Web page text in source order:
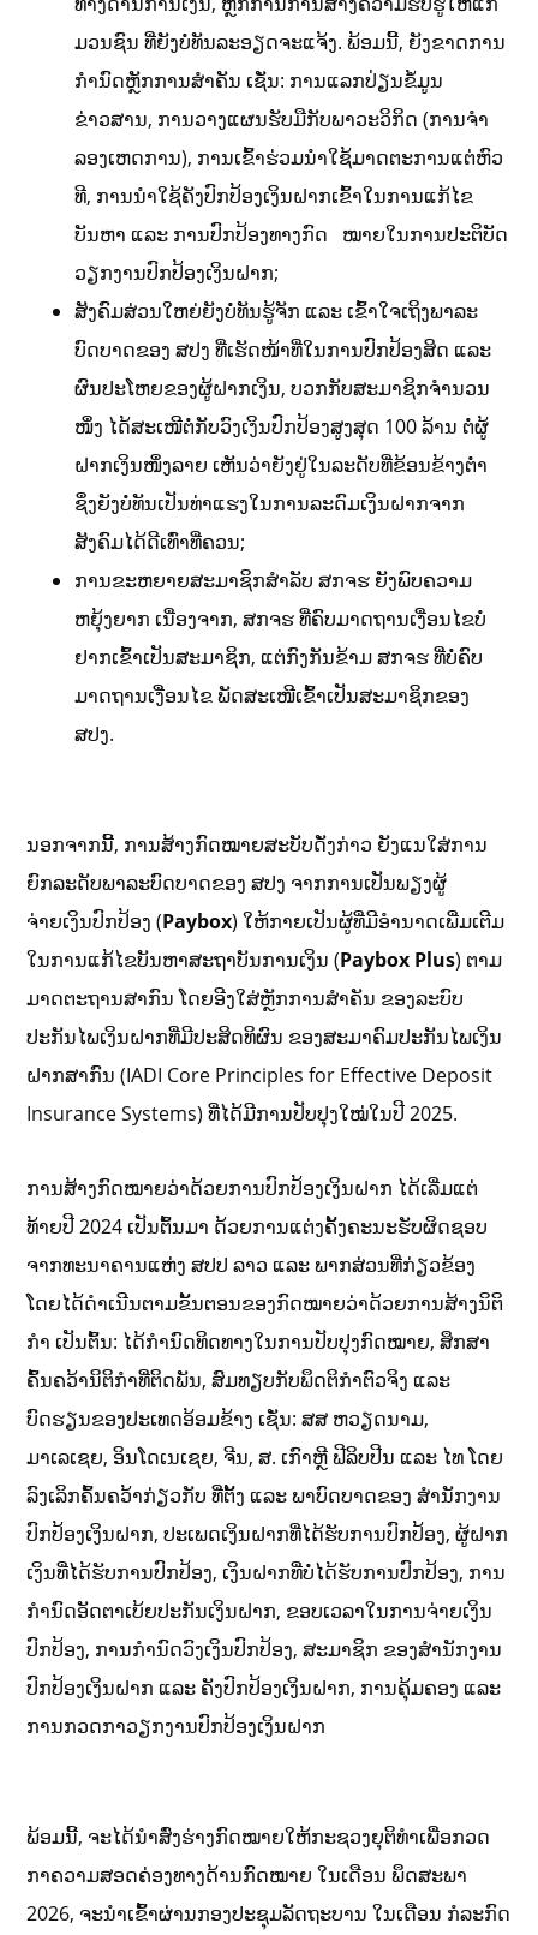
ມວນຊົນ ທີ່ຍັງບໍ່ທັນລະອຽດຈະແຈ້ງ. ພ້ອມນີ້, ຍັງຂາດການ
ກຳນົດຫຼັກການສຳຄັນ ເຊັ່ນ: ການແລກປ່ຽນຂໍ້ມູນ
ຂ່າວສານ, ການວາງແຜນຮັບມືກັບພາວະວິກິດ (ການຈໍາ
ລອງເຫດການ), ການເຂົ້າຮ່ວມນໍາໃຊ້ມາດຕະການແຕ່ຫົວ
ທີ, ການນໍາໃຊ້ຄັງປົກປ້ອງເງິນຝາກເຂົ້າໃນການແກ້ໄຂ
ບັນຫາ ແລະ ການປົກປ້ອງທາງກົດ ໝາຍໃນການປະຕິບັດ
ວຽກງານປົກປ້ອງເງິນຝາກ;
ສັງຄົມສ່ວນໃຫຍ່ຍັງບໍ່ທັນຮູ້ຈັກ ແລະ ເຂົ້າໃຈເຖິງພາລະ
ບົດບາດຂອງ ສປງ ທີ່ເຮັດໜ້າທີ່ໃນການປົກປ້ອງສິດ ແລະ
ຜົນປະໂຫຍຂອງຜູ້ຝາກເງິນ, ບວກກັບສະມາຊິກຈໍານວນ
ໜຶ່ງ ໄດ້ສະເໜີຕໍ່ກັບວົງເງິນປົກປ້ອງສູງສຸດ 100 ລ້ານ ຕໍ່ຜູ້
ຝາກເງິນໜຶ່ງລາຍ ເຫັນວ່າຍັງຢູ່ໃນລະດັບທີ່ຂ້ອນຂ້າງຕໍ່າ
ຊຶ່ງຍັງບໍ່ທັນເປັນທ່າແຮງໃນການລະດົມເງິນຝາກຈາກ
ສັງຄົມໄດ້ດີເທົ່າທີ່ຄວນ;
ການຂະຫຍາຍສະມາຊິກສໍາລັບ ສກຈຮ ຍັງພົບຄວາມ
ຫຍຸ້ງຍາກ ເນື່ອງຈາກ, ສກຈຮ ທີ່ຄົບມາດຖານເງື່ອນໄຂບໍ່
ຢາກເຂົ້າເປັນສະມາຊິກ, ແຕ່ກົງກັນຂ້າມ ສກຈຮ ທີ່ບໍ່ຄົບ
ມາດຖານເງື່ອນໄຂ ພັດສະເໜີເຂົ້າເປັນສະມາຊິກຂອງ
ສປງ.
ນອກຈາກນີ້, ການສ້າງກົດໝາຍສະບັບດັ່ງກ່າວ ຍັງແນໃສ່ການ
ຍົກລະດັບພາລະບົດບາດຂອງ ສປງ ຈາກການເປັນພຽງຜູ້
ຈ່າຍເງິນປົກປ້ອງ (Paybox) ໃຫ້ກາຍເປັນຜູ້ທີ່ມີອຳນາດເພີ່ມເຕີມ
ໃນການແກ້ໄຂບັນຫາສະຖາບັນການເງິນ (Paybox Plus) ຕາມ
ມາດຕະຖານສາກົນ ໂດຍອີງໃສ່ຫຼັກການສໍາຄັນ ຂອງລະບົບ
ປະກັນໄພເງິນຝາກທີ່ມີປະສິດທິຜົນ ຂອງສະມາຄົມປະກັນໄພເງິນ
ຝາກສາກົນ (IADI Core Principles for Effective Deposit
Insurance Systems) ທີ່ໄດ້ມີການປັບປຸງໃໝ່ໃນປີ 2025.
ການສ້າງກົດໝາຍວ່າ​ດ້ວຍການປົກປ້ອງເງິນຝາກ ໄດ້​ເລີ່​ມ​ແຕ່
ທ້າຍ​ປີ 2024 ເປັນຕົ້ນມາ ດ້ວຍການແຕ່ງຄັ້ງຄະນະຮັບຜິດຊອບ
ຈາກທະນາຄານແຫ່ງ ສປປ ລາວ ແລະ ພາກສ່ວນທີ່ກ່ຽວຂ້ອງ
ໂດຍໄດ້ດໍາເນີນຕາມຂັ້ນຕອນຂອງກົດໝາຍວ່າດ້ວຍການສ້າງນິຕິ
ກໍາ ເປັນຕົ້ນ: ໄດ້​ກໍານົດ​ທິດ​ທາງ​ໃນ​ການ​ປັບປຸງ​ກົດໝາຍ, ສຶກສາ
ຄົ້ນຄວ້ານິຕິກໍາທີ່ຕິດພັນ, ສົມທຽບກັບພຶດຕິກໍາຕົວຈິງ ແລະ
ບົດຮຽນ​ຂອງປະ​ເທດອ້ອມຂ້າງ ເຊັ່ນ: ສສ ຫວຽດນາມ,
ມາເລເຊຍ, ອິນໂດເນເຊຍ, ຈີນ, ສ. ເກົາຫຼີ ຟີລິບປີນ ແລະ ໄທ ໂດຍ
ລົງເລິກຄົ້ນຄວ້າກ່ຽວກັບ ທີ່ຕັ້ງ ແລະ ພາບົດບາດຂອງ ສຳນັກງານ
ປົກປ້ອງເງິນຝາກ, ປະເພດເງິນຝາກທີ່ໄດ້ຮັບການປົກປ້ອງ, ຜູ້ຝາກ
ເງິນທີ່ໄດ້ຮັບການປົກປ້ອງ, ເງິນຝາກທີ່ບໍ່ໄດ້ຮັບການປົກປ້ອງ, ການ
ກຳນົດອັດຕາເບ້ຍປະກັນເງິນຝາກ, ຂອບເວລາໃນການຈ່າຍເງິນ
ປົກປ້ອງ, ການກຳນົດວົງເງິນປົກປ້ອງ, ສະມາຊິກ ຂອງສຳນັກງານ
ປົກປ້ອງເງິນຝາກ ແລະ ຄັງປົກປ້ອງເງິນຝາກ, ການຄຸ້ມຄອງ ແລະ
ການກວດກາວຽກງານປົກປ້ອງເງິນຝາກ
ພ້ອມນີ້, ຈະໄດ້ນຳສົ່ງຮ່າງກົດໝາຍໃຫ້ກະຊວງຍຸຕິທຳເພື່ອກວດ
ກາຄວາມສອດຄ່ອງທາງດ້ານກົດໝາຍ ໃນເດືອນ ພຶດສະພາ
2026, ຈະນຳເຂົ້າຜ່ານກອງປະຊຸມລັດຖະບານ ໃນເດືອນ ກໍລະກົດ